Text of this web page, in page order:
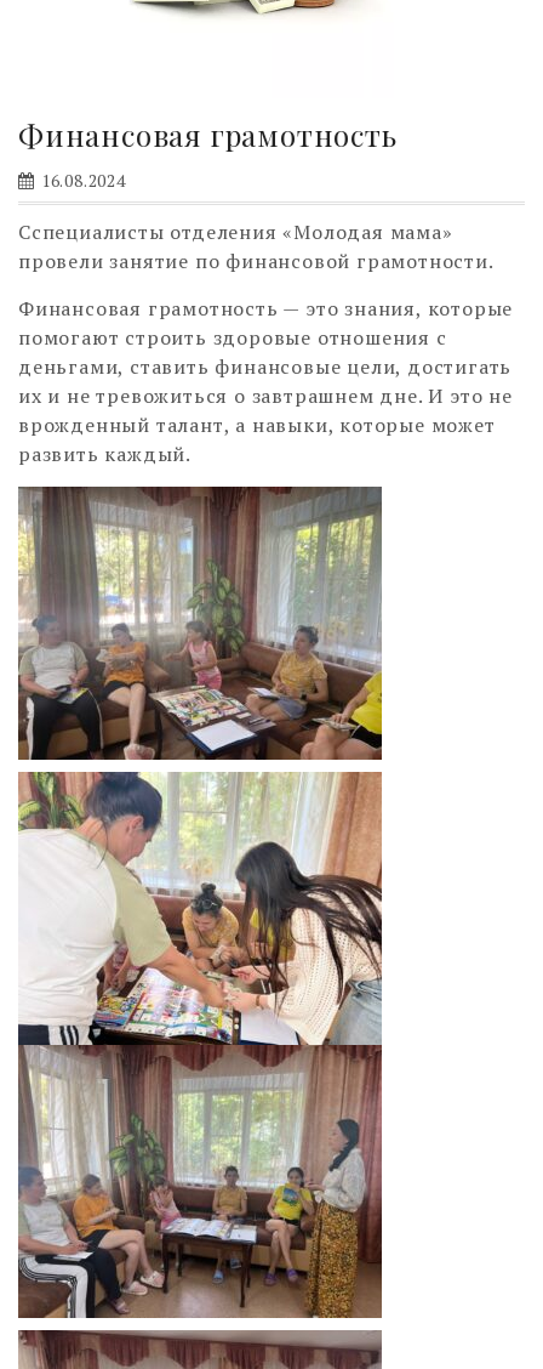
Финансовая грамотность
16.08.2024
Cспециалисты отделения «Молодая мама»
провели занятие по финансовой грамотности.
Финансовая грамотность — это знания, которые
помогают строить здоровые отношения с
деньгами, ставить финансовые цели, достигать
их и не тревожиться о завтрашнем дне. И это не
врожденный талант, а навыки, которые может
развить каждый.